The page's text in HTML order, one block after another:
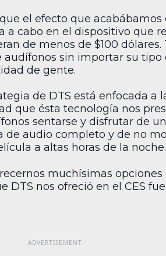
el efecto que acabábamos
cabo en el dispositivo que
de menos de $100 dólares.
sin importar su
de gente.
de DTS está enfocada a
que ésta tecnología nos
sentarse y disfrutar de un
audio completo y de no
a altas horas de la noche.
muchísimas
nos ofreció en el CES